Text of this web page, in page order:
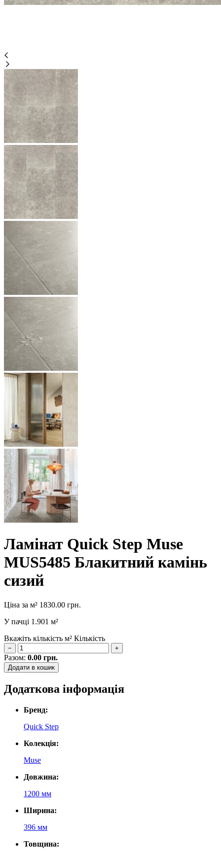
Ламінат Quick Step Muse
MUS5485 Блакитний камінь
сизий
Ціна за м² 1830.00 грн.
У пачці 1.901 м²
Вкажіть кількість м² Кількість
− +
Разом: 0.00 грн.
Додати в кошик
Додаткова інформація
Бренд:
Quick Step
Колекція:
Muse
Довжина:
1200 мм
Ширина:
396 мм
Товщина: